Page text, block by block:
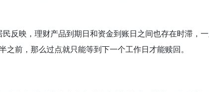
反映，理财产品到期日和资金到账日之间也存在时滞，
之前，那么过点就只能等到下一个工作日才能赎回。